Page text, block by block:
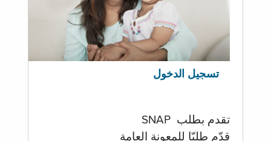
تسجيل الدخول
تقدم بطلب SNAP
قدّم طلبّا للمعونة العامة